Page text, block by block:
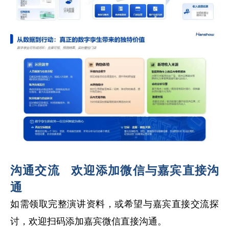
沟通交流
欢迎添加微信与嘉宾直接沟
通
如需领取完整演讲资料，或希望与嘉宾直接交流探
讨，欢迎扫码添加嘉宾微信直接沟通。